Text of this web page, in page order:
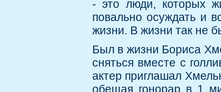
- это люди, которых
повально осуждать и
жизни. В жизни так не
Был в жизни Бориса
сняться вместе с
актер приглашал
обещая гонорар в 1